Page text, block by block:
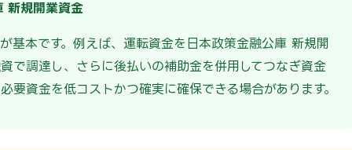
新規開業資金
基本です。例えば、運転資金を日本政策金融公庫 新規開
で調達し、さらに後払いの補助金を併用してつなぎ資金
要資金を低コストかつ確実に確保できる場合があります。